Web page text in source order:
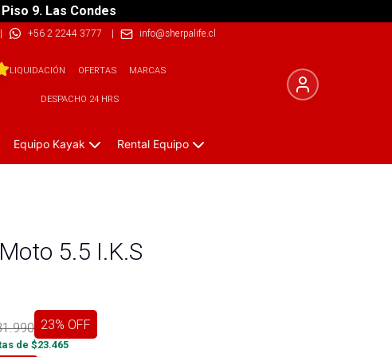
9. Las Condes
+56 2 2244 3777 | info@sherpalife.cl
LIQUIDACIÓN OFERTAS MARCAS
DESPACHO 24 HRS
Equipo Kayak Rental Equipo
5.5 I.K.S
23% OFF
de $23.465